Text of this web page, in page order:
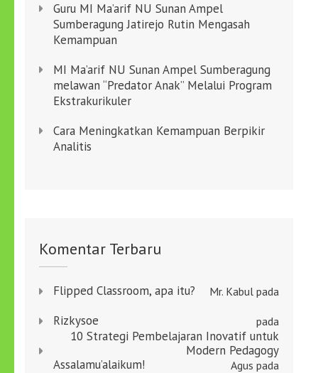
Guru MI Ma’arif NU Sunan Ampel
Sumberagung Jatirejo Rutin Mengasah
Kemampuan
MI Ma’arif NU Sunan Ampel Sumberagung
melawan “Predator Anak” Melalui Program
Ekstrakurikuler
Cara Meningkatkan Kemampuan Berpikir
Analitis
Komentar Terbaru
Mr. Kabul pada
Flipped Classroom, apa itu?
Rizkysoe
pada
10 Strategi Pembelajaran Inovatif untuk
Modern Pedagogy
Agus pada
Assalamu’alaikum!